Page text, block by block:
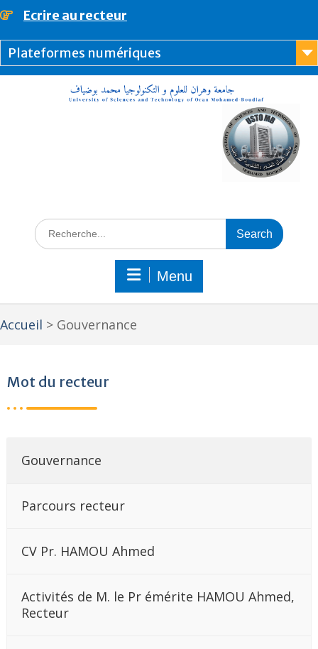
principal
Ecrire au recteur
Plateformes numériques
Menu
Accueil > Gouvernance
Mot du recteur
Gouvernance
Parcours recteur
CV Pr. HAMOU Ahmed
Activités de M. le Pr émérite HAMOU Ahmed,
Recteur